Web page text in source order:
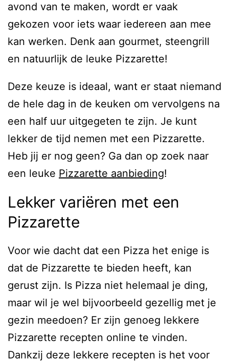
avond van te maken, wordt er vaak
gekozen voor iets waar iedereen aan mee
kan werken. Denk aan gourmet, steengrill
en natuurlijk de leuke Pizzarette!
Deze keuze is ideaal, want er staat niemand
de hele dag in de keuken om vervolgens na
een half uur uitgegeten te zijn. Je kunt
lekker de tijd nemen met een Pizzarette.
Heb jij er nog geen? Ga dan op zoek naar
een leuke Pizzarette aanbieding!
Lekker variëren met een
Pizzarette
Voor wie dacht dat een Pizza het enige is
dat de Pizzarette te bieden heeft, kan
gerust zijn. Is Pizza niet helemaal je ding,
maar wil je wel bijvoorbeeld gezellig met je
gezin meedoen? Er zijn genoeg lekkere
Pizzarette recepten online te vinden.
Dankzij deze lekkere recepten is het voor